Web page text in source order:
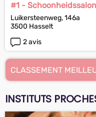
#1 -
Luikersteenweg, 146a
3500 Hasselt
2 avis
CLASSEMENT
INSTITUTS